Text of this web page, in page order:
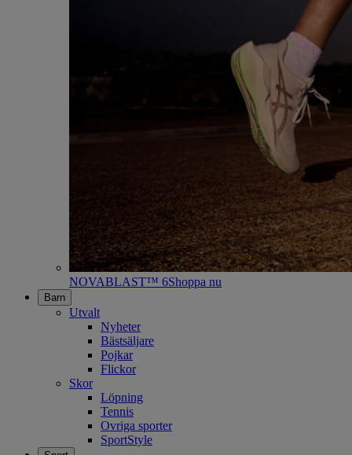
NOVABLAST™ 6Shoppa nu
Barn
Utvalt
Nyheter
Bästsäljare
Pojkar
Flickor
Skor
Löpning
Tennis
Ovriga sporter
SportStyle